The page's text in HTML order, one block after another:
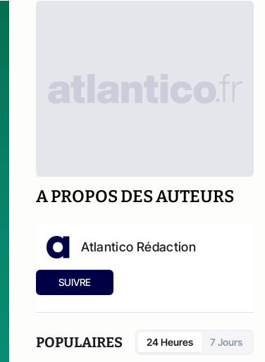
A PROPOS DES AUTEURS
Atlantico Rédaction
SUIVRE
POPULAIRES 24 Heures 7 Jours